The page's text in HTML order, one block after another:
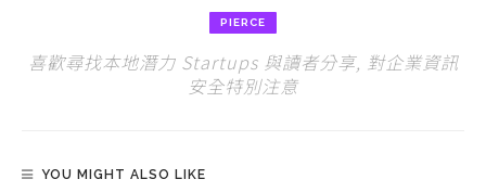
PIERCE
喜歡尋找本地潛力 Startups 與讀者分享, 對企業資訊
安全特別注意
YOU MIGHT ALSO LIKE